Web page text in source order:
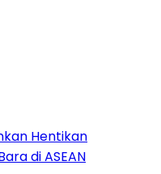
Hentikan
di ASEAN